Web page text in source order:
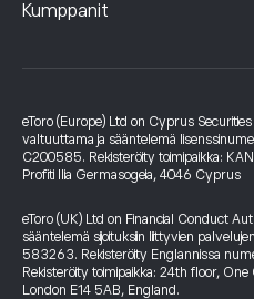
Kumppanit
eToro (Europe) Ltd on Cyprus
valtuuttama ja sääntelemä
C200585. Rekisteröity toimipaikka:
Profiti Ilia Germasogeia, 4046 Cyprus
eToro (UK) Ltd on Financial Conduct
sääntelemä sijoituksiin liittyvien
583263. Rekisteröity Englannissa
Rekisteröity toimipaikka: 24th floor,
London E14 5AB, England.